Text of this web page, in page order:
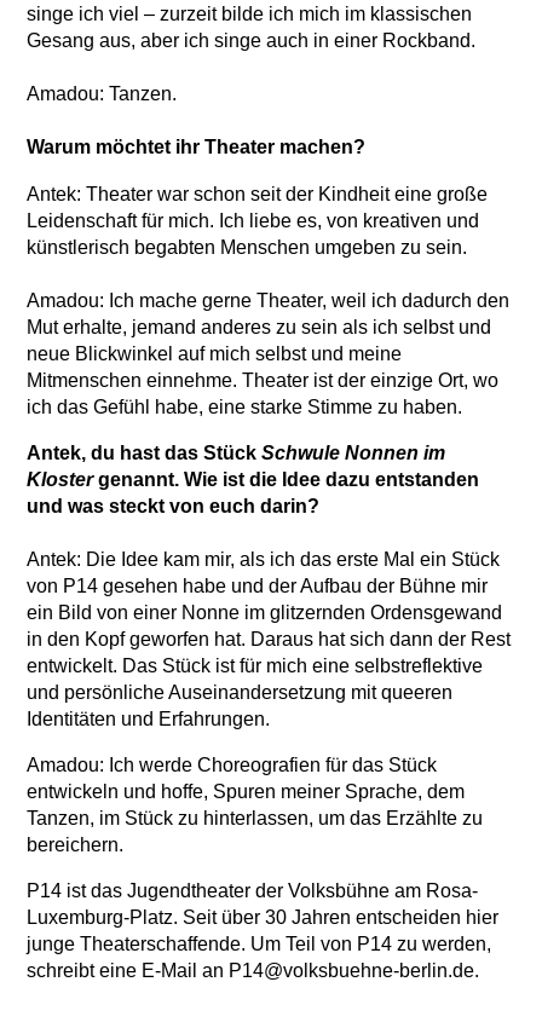
singe ich viel – zurzeit bilde ich mich im klassischen
Gesang aus, aber ich singe auch in einer Rockband.
Amadou: Tanzen.
Warum möchtet ihr Theater machen?
Antek: Theater war schon seit der Kindheit eine große
Leidenschaft für mich. Ich liebe es, von kreativen und
künstlerisch begabten Menschen umgeben zu sein.
Amadou: Ich mache gerne Theater, weil ich dadurch den
Mut erhalte, jemand anderes zu sein als ich selbst und
neue Blickwinkel auf mich selbst und meine
Mitmenschen einnehme. Theater ist der einzige Ort, wo
ich das Gefühl habe, eine starke Stimme zu haben.
Antek, du hast das Stück Schwule Nonnen im
Klostergenannt. Wie ist die Idee dazu entstanden
und was steckt von euch darin?
Antek: Die Idee kam mir, als ich das erste Mal ein Stück
von P14 gesehen habe und der Aufbau der Bühne mir
ein Bild von einer Nonne im glitzernden Ordensgewand
in den Kopf geworfen hat. Daraus hat sich dann der Rest
entwickelt. Das Stück ist für mich eine selbstreflektive
und persönliche Auseinandersetzung mit queeren
Identitäten und Erfahrungen.
Amadou: Ich werde Choreografien für das Stück
entwickeln und hoffe, Spuren meiner Sprache, dem
Tanzen, im Stück zu hinterlassen, um das Erzählte zu
bereichern.
P14 ist das Jugendtheater der Volksbühne am Rosa-
Luxemburg-Platz. Seit über 30 Jahren entscheiden hier
junge Theaterschaffende. Um Teil von P14 zu werden,
schreibt eine E-Mail an P14@volksbuehne-berlin.de.